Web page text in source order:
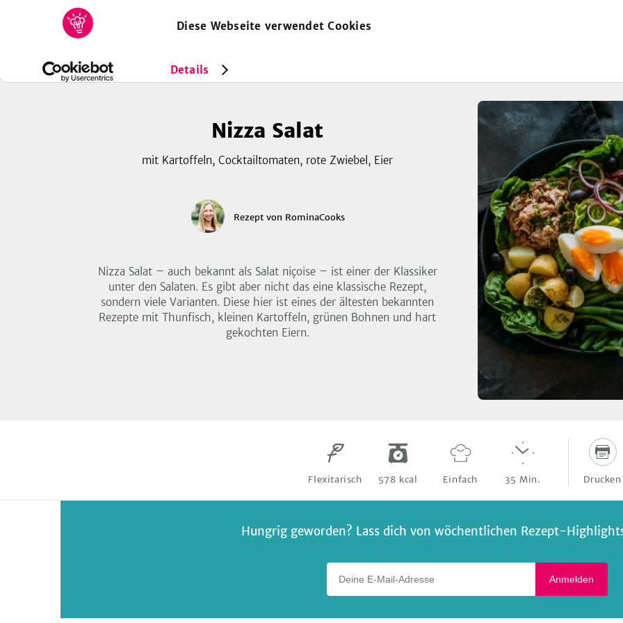
Diese Webseite verwendet Cookies
Details
REZEPTE SAMMLUNGEN MAGAZIN
Rezepte Nizza Salat
Bild
3
zeigen
Nizza Salat
mit Kartoffeln, Cocktailtomaten, rote Zwiebel, Eier
Rezeptvon RominaCooks
Nizza Salat – auch bekannt als Salat niçoise – ist einer der Klassiker
unter den Salaten. Es gibt aber nicht das eine klassische Rezept,
sondern viele Varianten. Diese hier ist eines der ältesten bekannten
Rezepte mit Thunfisch, kleinen Kartoffeln, grünen Bohnen und hart
gekochten Eiern.
Flexitarisch 578 kcal Einfach 35 Min. Drucken
Hungrig geworden? Lass dich von wöchentlichen Rezept-
Anmelden